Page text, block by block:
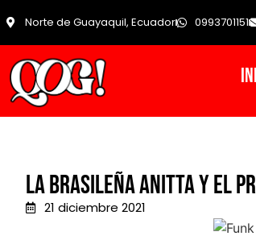
Norte de Guayaquil, Ecuador 0993701151
La brasileña Anitta y el
21 diciembre 2021